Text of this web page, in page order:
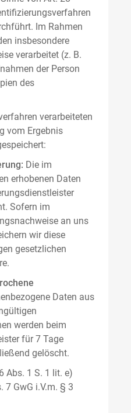
Im Rahmen
insbesondere
verarbeitet (z. B.
der Person
des
verarbeiteten
vom Ergebnis
Die im
erhobenen Daten
Sofern im
an uns
wir diese
gesetzlichen
Daten aus
werden beim
für 7 Tage
gelöscht.
Abs. 1 S. 1 lit. e)
7 GwG i.V.m. § 3